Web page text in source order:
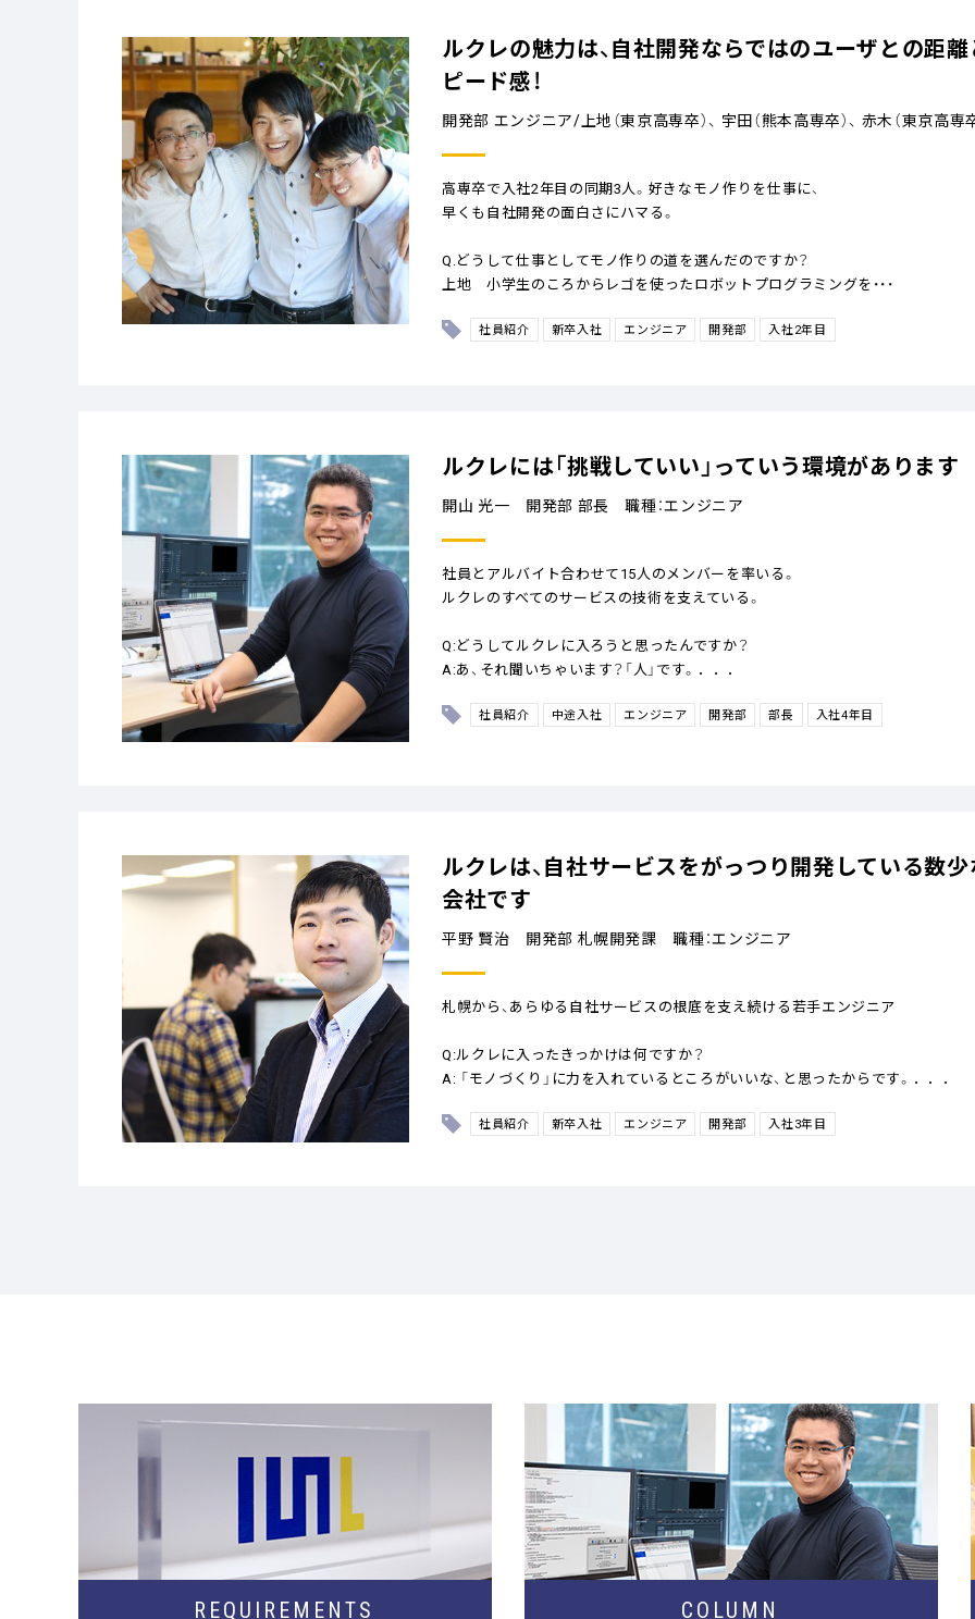
ルクレの魅力は、自社開発ならではのユーザとの距
ピード感！
開発部 エンジニア/上地（東京高専卒）、 宇田（熊本高専卒）、 赤木（東京高専
高専卒で入社2年目の同期3人。好きなモノ作りを仕事に、
早くも自社開発の面白さにハマる。
Q.どうして仕事としてモノ作りの道を選んだのですか？
上地 小学生のころからレゴを使ったロボットプログラミングを・・・
社員紹介 新卒入社 エンジニア 開発部 入社2年目
ルクレには「挑戦していい」っていう環境があります
開山 光一 開発部 部長 職種：エンジニア
社員とアルバイト合わせて15人のメンバーを率いる。
ルクレのすべてのサービスの技術を支えている。
Q:どうしてルクレに入ろうと思ったんですか？
A:あ、それ聞いちゃいます？「人」です。．．．
社員紹介 中途入社 エンジニア 開発部 部長 入社4年目
ルクレは、自社サービスをがっつり開発している数
会社です
平野 賢治 開発部 札幌開発課 職種：エンジニア
札幌から、あらゆる自社サービスの根底を支え続ける若手エンジニア
Q:ルクレに入ったきっかけは何ですか？
A: 「モノづくり」に力を入れているところがいいな、と思ったからです。．．．
社員紹介 新卒入社 エンジニア 開発部 入社3年目
REQUIREMENTS COLUMN